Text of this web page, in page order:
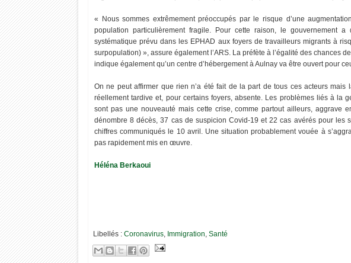
« Nous sommes extrêmement préoccupés par le risque d’une
population particulièrement fragile. Pour cette raison, le gouvernement
systématique prévu dans les EPHAD aux foyers de travailleurs migrants à
surpopulation) », assure également l’ARS. La préfète à l’égalité des chances
indique également qu’un centre d’hébergement à Aulnay va être ouvert pour
On ne peut affirmer que rien n’a été fait de la part de tous ces acteurs
réellement tardive et, pour certains foyers, absente. Les problèmes liés à la
sont pas une nouveauté mais cette crise, comme partout ailleurs, aggrave
dénombre 8 décès, 37 cas de suspicion Covid-19 et 22 cas avérés pour les
chiffres communiqués le 10 avril. Une situation probablement vouée à
pas rapidement mis en œuvre.
Héléna Berkaoui
Libellés :Coronavirus, Immigration,Santé